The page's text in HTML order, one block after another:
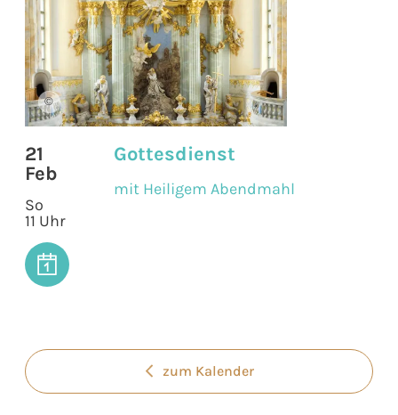
©
21
Feb
So
11 Uhr
Gottesdienst
mit Heiligem Abendmahl
zum Kalender